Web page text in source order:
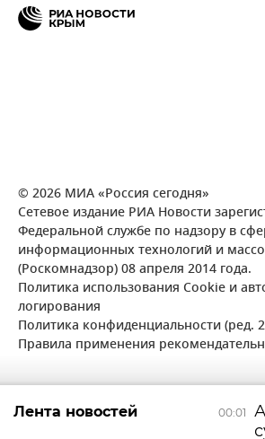
© 2026 МИА «Россия сегодня»
Сетевое издание РИА Новости
Федеральной службе по надзору в
информационных технологий и
(Роскомнадзор) 08 апреля 2014 года.
Политика использования Cookie и
логирования
Политика конфиденциальности (ред.
Правила применения
00:01
Лента новостей